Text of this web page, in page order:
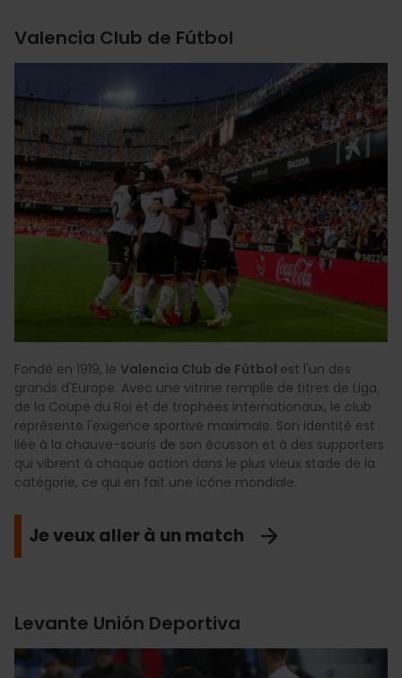
Valencia Club de Fútbol
Fondé en 1919, le Valencia Club de Fútbol est l'un des
grands d'Europe. Avec une vitrine remplie de titres de Liga,
de la Coupe du Roi et de trophées internationaux, le club
représente l'exigence sportive maximale. Son identité est
liée à la chauve-souris de son écusson et à des supporters
qui vibrent à chaque action dans le plus vieux stade de la
catégorie, ce qui en fait une icône mondiale.
Je veux aller à un match
Levante Unión Deportiva